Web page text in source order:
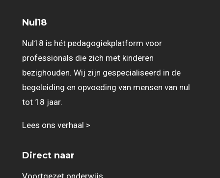
Nul18
Nul18 is hét pedagogiekplatform voor
professionals die zich met kinderen
bezighouden. Wij zijn gespecialiseerd in de
begeleiding en opvoeding van mensen van nul
tot 18 jaar.
Lees ons verhaal >
Direct naar